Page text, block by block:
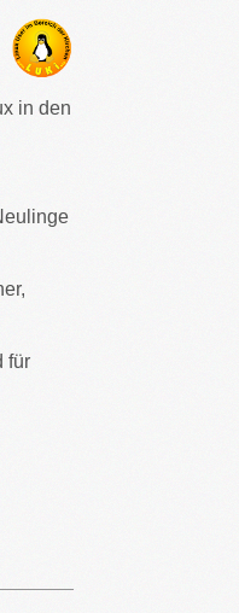
in den
für